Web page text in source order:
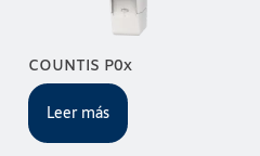
COUNTIS P0x
Leer más